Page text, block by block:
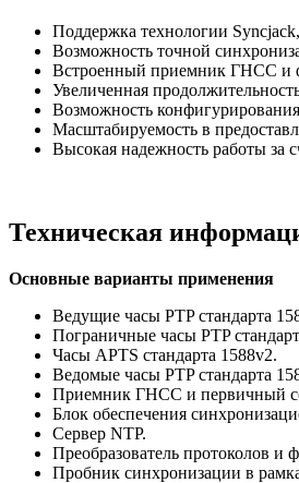
Поддержка технологии
Возможность точной
Встроенный приемник ГНСС и
Увеличенная
Возможность
Масштабируемость в
Высокая надежность работы за
Техническая
Основные варианты применения
Ведущие часы PTP стандарта
Пограничные часы PTP
Часы APTS стандарта 1588v2.
Ведомые часы PTP стандарта
Приемник ГНСС и первичный
Блок обеспечения
Сервер NTP.
Преобразователь протоколов и
Пробник синхронизации в